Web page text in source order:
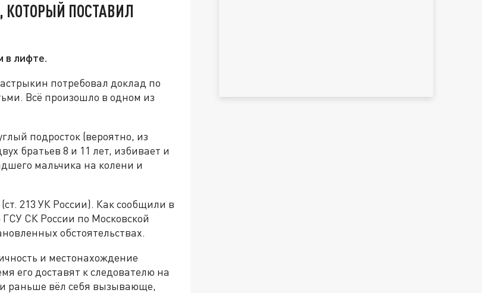
ПОСТАВИЛ
в лифте.
потребовал доклад по
Всё произошло в одном из
подросток (вероятно, из
братьев 8 и 11 лет, избивает и
мальчика на колени и
213 УК России). Как сообщили в
СК России по Московской
обстоятельствах.
и местонахождение
его доставят к следователю на
и раньше вёл себя вызывающе,